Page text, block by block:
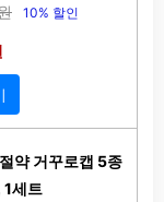
10% 할인
약 거꾸로캡 5종
1세트